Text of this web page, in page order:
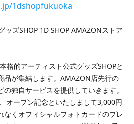
1dshopfukuoka
ッズSHOP 1D SHOP AMAZONストア
格的アーティスト公式グッズSHOPと
品が集結します。AMAZON店先行の
独自サービスを提供していきます。
オープン記念といたしまして3,000円
なくオフィシャルフォトカードのプレ